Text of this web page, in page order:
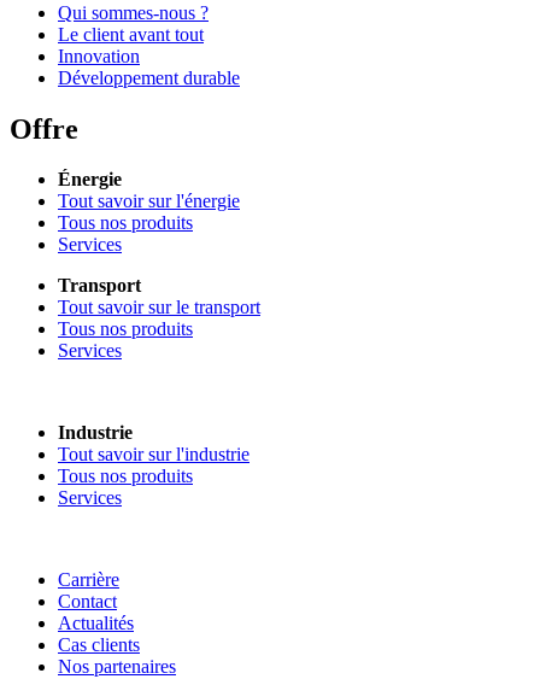
Qui sommes-nous ?
Le client avant tout
Innovation
Développement durable
Offre
Énergie
Tout savoir sur l'énergie
Tous nos produits
Services
Transport
Tout savoir sur le transport
Tous nos produits
Services
Industrie
Tout savoir sur l'industrie
Tous nos produits
Services
Carrière
Contact
Actualités
Cas clients
Nos partenaires